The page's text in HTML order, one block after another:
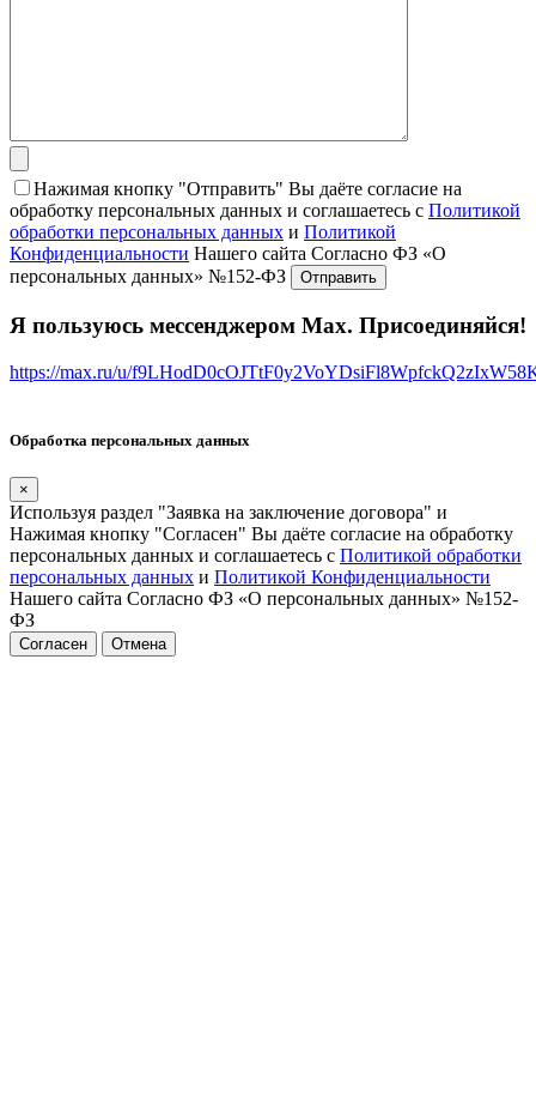
Нажимая кнопку "Отправить" Вы даёте согласие на
обработку персональных данных и соглашаетесь с Политикой
обработки персональных данных и Политикой
Конфиденциальности Нашего сайта Согласно ФЗ «О
персональных данных» №152-ФЗ
Я пользуюсь мессенджером Max. Присоединяйся!
https://max.ru/u/
Обработка персональных данных
×
Используя раздел "Заявка на заключение договора" и
Нажимая кнопку "Согласен" Вы даёте согласие на обработку
персональных данных и соглашаетесь с Политикой обработки
персональных данных и Политикой Конфиденциальности
Нашего сайта Согласно ФЗ «О персональных данных» №152-
ФЗ
Согласен Отмена